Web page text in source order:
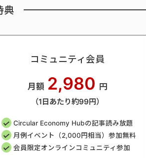
典
コミュニティ会員
月額 2,980 円
（1日あたり約99円）
Circular Economy Hubの記事読み放題
月例イベント（2,000円相当）参加無料
会員限定オンラインコミュニティ参加